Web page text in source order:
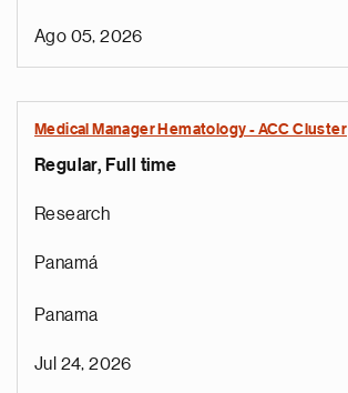
Ago 05, 2026
Medical Manager Hematology - ACC Cluster
Regular, Full time
Research
Panamá
Panama
Jul 24, 2026